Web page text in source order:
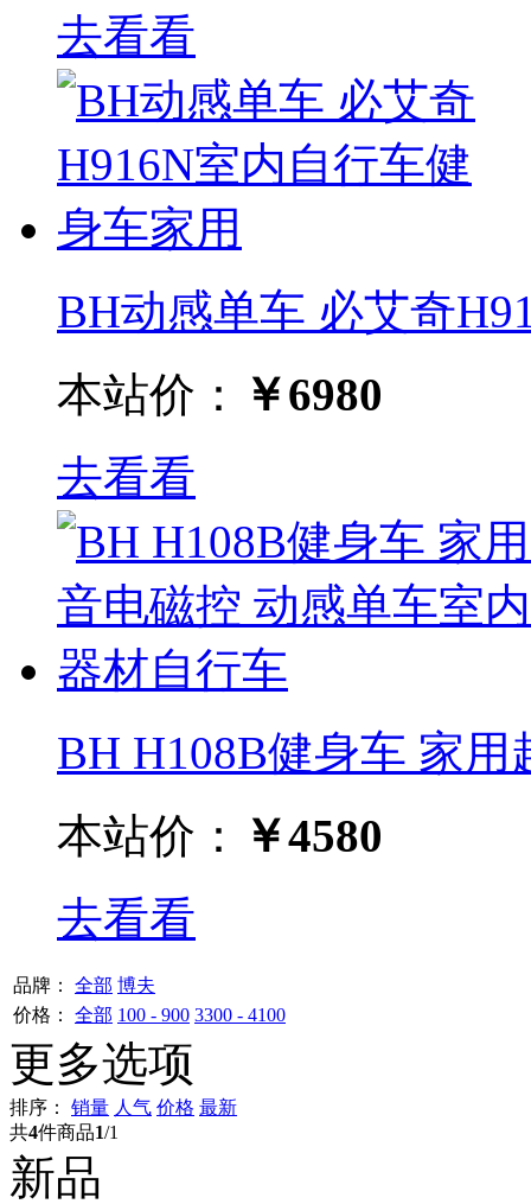
去看看
BH动感单车 必艾奇
本站价：
￥6980
去看看
BH H108B健身车 家用
本站价：
￥4580
去看看
品牌： 全部 博夫
价格：
全部 100 - 900 3300 - 4100
更多选项
排序： 销量 人气 价格 最新
共4件商品1/1
新品